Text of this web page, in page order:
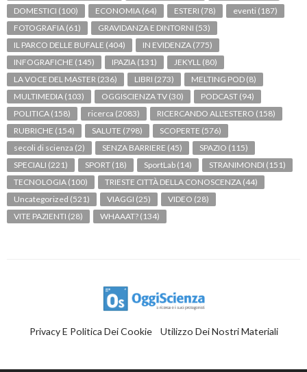
DOMESTICI (100) ECONOMIA (64) ESTERI (78) eventi (187)
FOTOGRAFIA (61) GRAVIDANZA E DINTORNI (53)
IL PARCO DELLE BUFALE (404) IN EVIDENZA (775)
INFOGRAFICHE (145) IPAZIA (131) JEKYLL (80)
LA VOCE DEL MASTER (236) LIBRI (273) MELTING POD (8)
MULTIMEDIA (103) OGGISCIENZA TV (30) PODCAST (94)
POLITICA (158) ricerca (2083) RICERCANDO ALL'ESTERO (158)
RUBRICHE (154) SALUTE (798) SCOPERTE (576)
secoli di scienza (2) SENZA BARRIERE (45) SPAZIO (115)
SPECIALI (221) SPORT (18) SportLab (14) STRANIMONDI (151)
TECNOLOGIA (100) TRIESTE CITTÀ DELLA CONOSCENZA (44)
Uncategorized (521) VIAGGI (25) VIDEO (28)
VITE PAZIENTI (28) WHAAAT? (134)
Privacy E Politica Dei Cookie Utilizzo Dei Nostri Materiali